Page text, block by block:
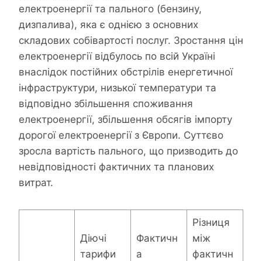
електроенергії та пального (бензину,
дизпалива), яка є однією з основних
складових собівартості послуг. Зростання цін
електроенергії відбулось по всій Україні
внаслідок постійних обстрілів енергетичної
інфраструктури, низької температури та
відповідно збільшення споживання
електроенергії, збільшення обсягів імпорту
дорогої електроенергії з Європи. Суттєво
зросла вартість пального, що призводить до
невідповідності фактичних та планових
витрат.
Діючі
тарифи
Фактичн
а
Різниця
між
фактичн